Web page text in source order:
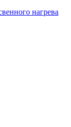
нагрева